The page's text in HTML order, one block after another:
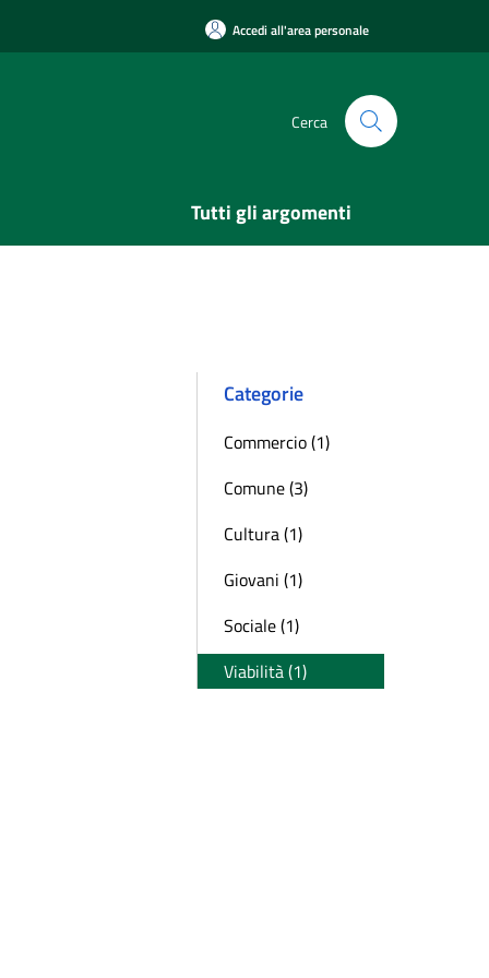
Accedi all'area personale
Cerca
Tutti gli argomenti
Categorie
Commercio (1)
Comune (3)
Cultura (1)
Giovani (1)
Sociale (1)
Viabilità (1)